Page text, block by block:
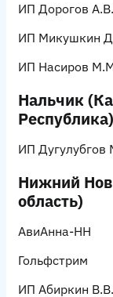
ИП Дорогов А.В.
ИП Микушкин
ИП Насиров
Нальчик
Республика)
ИП Дугулубгов
Нижний
область)
АвиАнна-НН
Гольфстрим
ИП Абиркин В.В.